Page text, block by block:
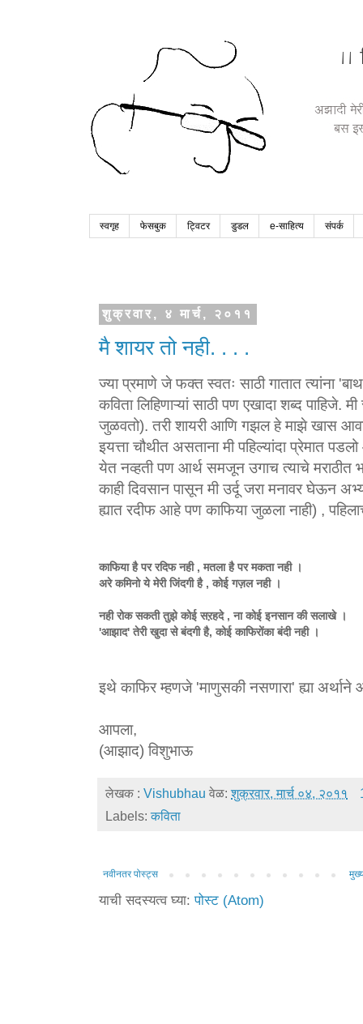
स्वगृह फेसबुक ट्विटर डुडल e-साहित्य संपर्क
शुक्रवार, ४ मार्च, २०११
मै शायर तो नही. . . .
ज्या प्रमाणे जे फक्त स्वतः साठी गातात त्यांना
कविता लिहिणाऱ्यां साठी पण एखादा शब्द
जुळवतो). तरी शायरी आणि गझल हे माझे खास
इयत्ता चौथीत असताना मी पहिल्यांदा प्रेमात
येत नव्हती पण आर्थ समजून उगाच त्याचे मराठीत
काही दिवसान पासून मी उर्दू जरा मनावर घेऊन
ह्यात रदीफ आहे पण काफिया जुळला नाही) ,
काफिया है पर रदिफ नही , मतला है पर मकता नही ।
अरे कमिनो ये मेरी जिंदगी है , कोई गज़ल नही ।
नही रोक सकती तुझे कोई सऱहदे , ना कोई इनसान की सलाखे ।
'आझाद' तेरी खुदा से बंदगी है, कोई काफिरोंका बंदी नही ।
इथे काफिर म्हणजे 'माणुसकी नसणारा' ह्या
आपला,
(आझाद) विशुभाऊ
लेखक : Vishubhau वेळ:शुक्रवार, मार्च ०४, २०११
Labels:कविता
नवीनतर पोस्ट्स
याची सदस्यत्व घ्या:पोस्ट (Atom)